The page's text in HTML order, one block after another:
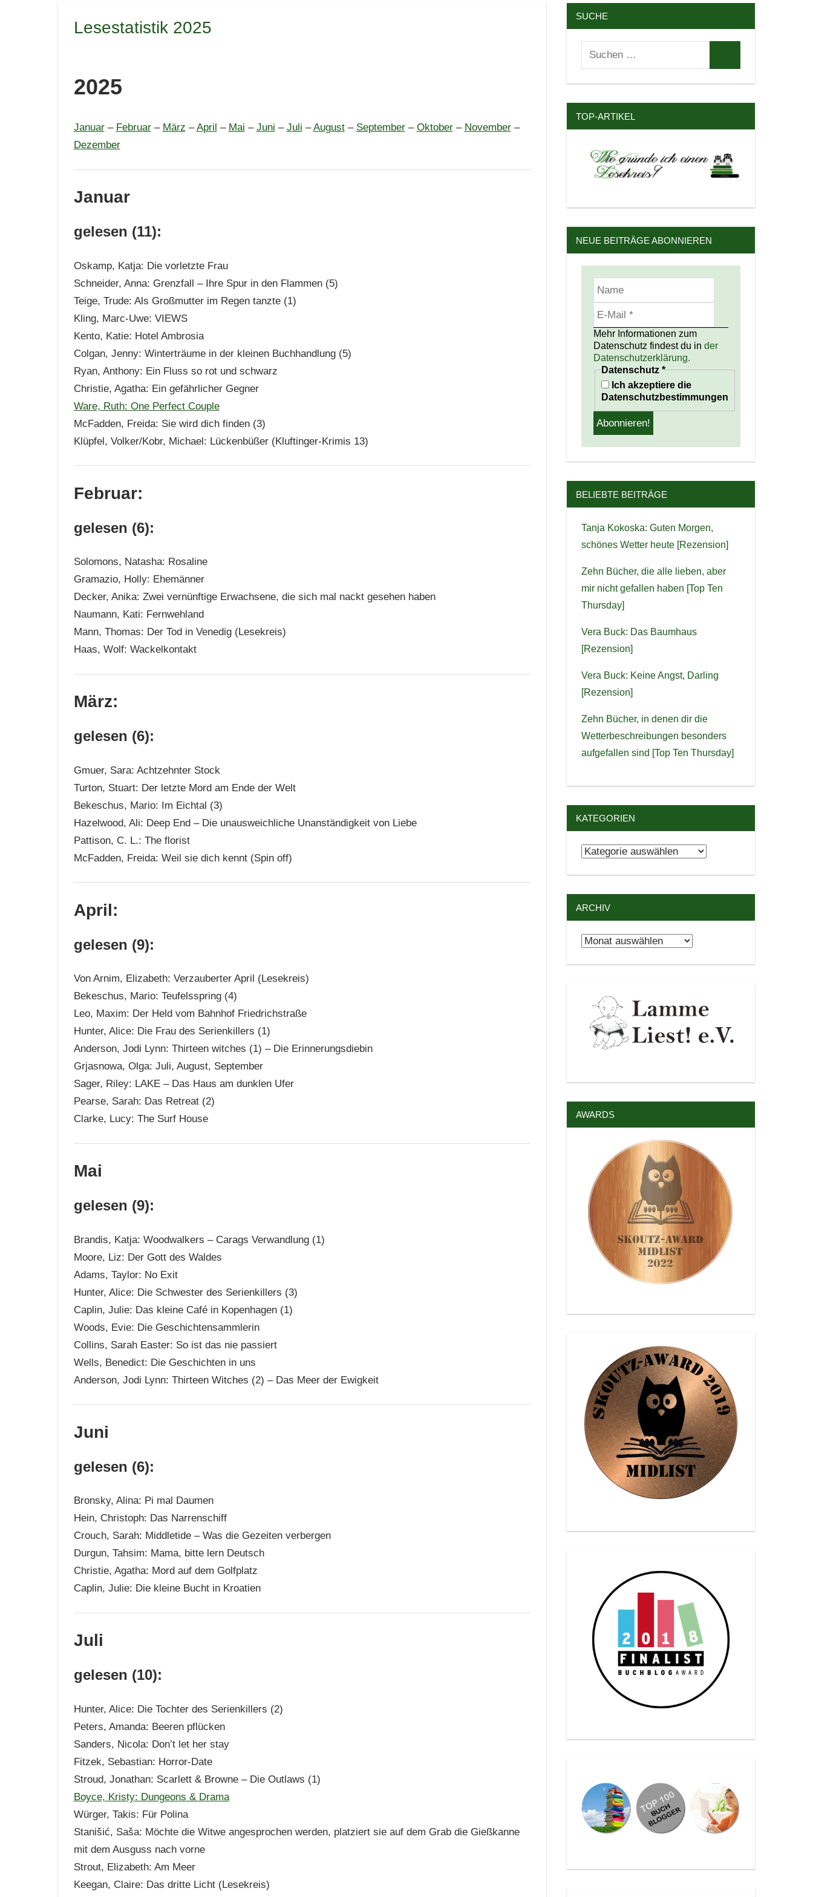
Lesestatistik 2025
2025
Januar– Februar– März –April – Mai – Juni – Juli –August– September– Oktober– November–
Dezember
Januar
gelesen (11):
Oskamp, Katja: Die vorletzte Frau
Schneider, Anna: Grenzfall – Ihre Spur in den Flammen (5)
Teige, Trude: Als Großmutter im Regen tanzte (1)
Kling, Marc-Uwe: VIEWS
Kento, Katie: Hotel Ambrosia
Colgan, Jenny: Winterträume in der kleinen Buchhandlung (5)
Ryan, Anthony: Ein Fluss so rot und schwarz
Christie, Agatha: Ein gefährlicher Gegner
Ware, Ruth: One Perfect Couple
McFadden, Freida: Sie wird dich finden (3)
Klüpfel, Volker/Kobr, Michael: Lückenbüßer (Kluftinger-Krimis 13)
Februar:
gelesen (6):
Solomons, Natasha: Rosaline
Gramazio, Holly: Ehemänner
Decker, Anika: Zwei vernünftige Erwachsene, die sich mal nackt gesehen haben
Naumann, Kati: Fernwehland
Mann, Thomas: Der Tod in Venedig (Lesekreis)
Haas, Wolf: Wackelkontakt
März:
gelesen (6):
Gmuer, Sara: Achtzehnter Stock
Turton, Stuart: Der letzte Mord am Ende der Welt
Bekeschus, Mario: Im Eichtal (3)
Hazelwood, Ali: Deep End – Die unausweichliche Unanständigkeit von Liebe
Pattison, C. L.: The florist
McFadden, Freida: Weil sie dich kennt (Spin off)
April:
gelesen (9):
Von Arnim, Elizabeth: Verzauberter April (Lesekreis)
Bekeschus, Mario: Teufelsspring (4)
Leo, Maxim: Der Held vom Bahnhof Friedrichstraße
Hunter, Alice: Die Frau des Serienkillers (1)
Anderson, Jodi Lynn: Thirteen witches (1) – Die Erinnerungsdiebin
Grjasnowa, Olga: Juli, August, September
Sager, Riley: LAKE – Das Haus am dunklen Ufer
Pearse, Sarah: Das Retreat (2)
Clarke, Lucy: The Surf House
Mai
gelesen (9):
Brandis, Katja: Woodwalkers – Carags Verwandlung (1)
Moore, Liz: Der Gott des Waldes
Adams, Taylor: No Exit
Hunter, Alice: Die Schwester des Serienkillers (3)
Caplin, Julie: Das kleine Café in Kopenhagen (1)
Woods, Evie: Die Geschichtensammlerin
Collins, Sarah Easter: So ist das nie passiert
Wells, Benedict: Die Geschichten in uns
Anderson, Jodi Lynn: Thirteen Witches (2) – Das Meer der Ewigkeit
Juni
gelesen (6):
Bronsky, Alina: Pi mal Daumen
Hein, Christoph: Das Narrenschiff
Crouch, Sarah: Middletide – Was die Gezeiten verbergen
Durgun, Tahsim: Mama, bitte lern Deutsch
Christie, Agatha: Mord auf dem Golfplatz
Caplin, Julie: Die kleine Bucht in Kroatien
Juli
gelesen (10):
Hunter, Alice: Die Tochter des Serienkillers (2)
Peters, Amanda: Beeren pflücken
Sanders, Nicola: Don’t let her stay
Fitzek, Sebastian: Horror-Date
Stroud, Jonathan: Scarlett & Browne – Die Outlaws (1)
Boyce, Kristy: Dungeons & Drama
Würger, Takis: Für Polina
Stanišić, Saša: Möchte die Witwe angesprochen werden, platziert sie auf dem Grab die Gießkanne
mit dem Ausguss nach vorne
Strout, Elizabeth: Am Meer
Keegan, Claire: Das dritte Licht (Lesekreis)
SUCHE
Suchen
nach:
TOP-ARTIKEL
NEUE BEITRÄGE ABONNIEREN
Mehr Informationen zum
Datenschutz findest du in der
Datenschutzerklärung.
Datenschutz *
Ich akzeptiere die
Datenschutzbestimmungen
BELIEBTE BEITRÄGE
Tanja Kokoska: Guten Morgen,
schönes Wetter heute [Rezension]
Zehn Bücher, die alle lieben, aber
mir nicht gefallen haben [Top Ten
Thursday]
Vera Buck: Das Baumhaus
[Rezension]
Vera Buck: Keine Angst, Darling
[Rezension]
Zehn Bücher, in denen dir die
Wetterbeschreibungen besonders
aufgefallen sind [Top Ten Thursday]
KATEGORIEN
Kategorien
ARCHIV
Archiv
AWARDS